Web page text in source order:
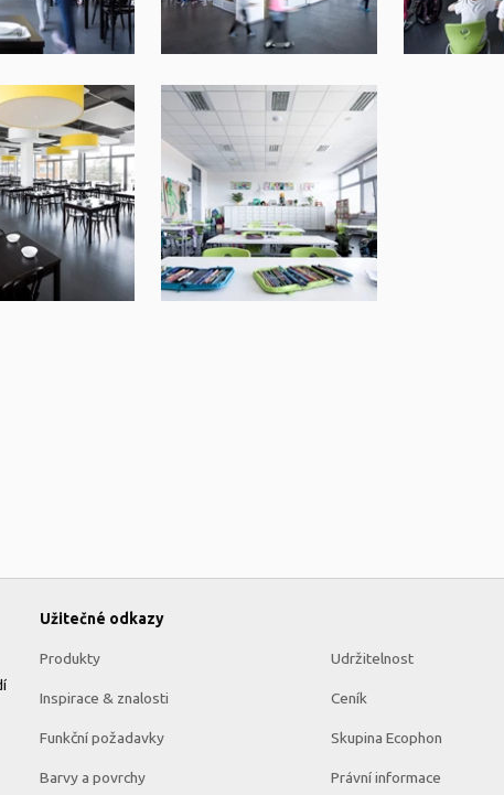
Užitečné odkazy
Produkty
Inspirace & znalosti
Funkční požadavky
Barvy a povrchy
Udržitelnost
Ceník
Skupina Ecophon
Právní informace